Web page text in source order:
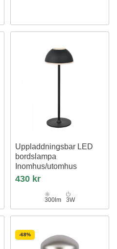
Uppladdningsbar LED
bordslampa
Inomhus/utomhus
Svart, touch dimbar, 3i1, IP54
utomhus bordslampa
430 kr
300lm 3W
-68%